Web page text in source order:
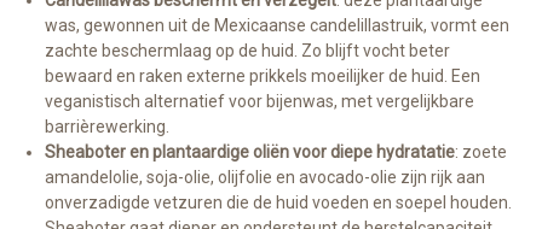
was, gewonnen uit de Mexicaanse candelillastruik, vormt een
zachte beschermlaag op de huid. Zo blijft vocht beter
bewaard en raken externe prikkels moeilijker de huid. Een
veganistisch alternatief voor bijenwas, met vergelijkbare
barrièrewerking.
Sheaboter en plantaardige oliën voor diepe hydratatie: zoete
amandelolie, soja-olie, olijfolie en avocado-olie zijn rijk aan
onverzadigde vetzuren die de huid voeden en soepel houden.